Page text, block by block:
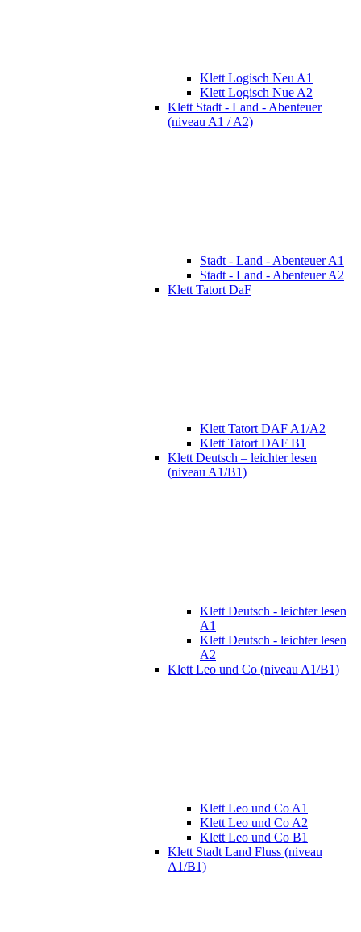
Klett Logisch Neu A1
Klett Logisch Nue A2
Klett Stadt - Land - Abenteuer
(niveau A1 / A2)
Stadt - Land - Abenteuer A1
Stadt - Land - Abenteuer A2
Klett Tatort DaF
Klett Tatort DAF A1/A2
Klett Tatort DAF B1
Klett Deutsch – leichter lesen
(niveau A1/B1)
Klett Deutsch - leichter lesen
A1
Klett Deutsch - leichter lesen
A2
Klett Leo und Co (niveau A1/B1)
Klett Leo und Co A1
Klett Leo und Co A2
Klett Leo und Co B1
Klett Stadt Land Fluss (niveau
A1/B1)